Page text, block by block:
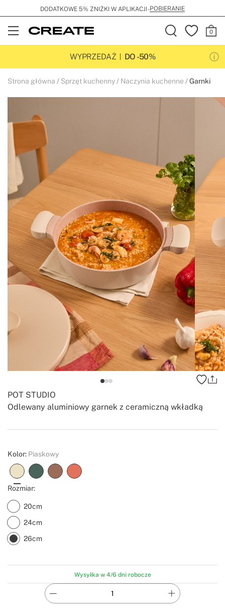
DODATKOWE 5% ZNIŻKI W APLIKACJI -POBIERANIE
Open
Menu
WYPRZEDAŻ
DO -50%
Strona główna Sprzęt kuchenny Naczynia kuchenne Garnki
Odlewany aluminiowy garnek z ceramiczną wkładką
POT STUDIO
Create
Kolor: Piaskowy
Rozmiar:
20cm
24cm
26cm
Wysyłka w 4/6 dni robocze